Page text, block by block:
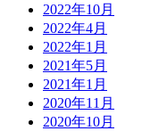
2022年10月
2022年4月
2022年1月
2021年5月
2021年1月
2020年11月
2020年10月